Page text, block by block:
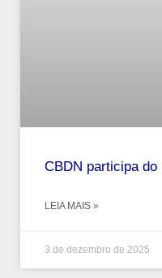
CBDN participa
LEIA MAIS »
3 de dezembro de 2025